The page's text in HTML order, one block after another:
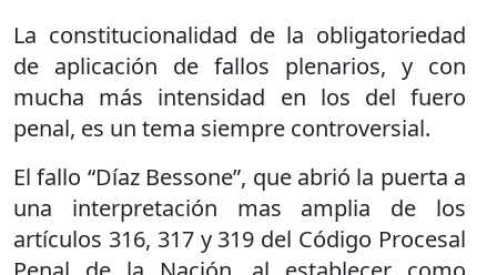
La constitucionalidad de la obligatoriedad
de aplicación de fallos plenarios, y con
mucha más intensidad en los del fuero
penal, es un tema siempre controversial.
El fallo “Díaz Bessone”, que abrió la puerta a
una interpretación mas amplia de los
artículos 316, 317 y 319 del Código Procesal